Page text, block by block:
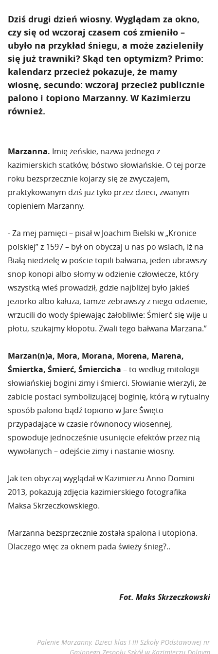
Dziś drugi dzień wiosny. Wyglądam za okno,
czy się od wczoraj czasem coś zmieniło –
ubyło na przykład śniegu, a może zazieleniły
się już trawniki? Skąd ten optymizm? Primo:
kalendarz przecież pokazuje, że mamy
wiosnę, secundo: wczoraj przecież publicznie
palono i topiono Marzanny. W Kazimierzu
również.
Marzanna. Imię żeńskie, nazwa jednego z
kazimierskich statków, bóstwo słowiańskie. O tej porze
roku bezsprzecznie kojarzy się ze zwyczajem,
praktykowanym dziś już tyko przez dzieci, zwanym
topieniem Marzanny.
- Za mej pamięci – pisał w Joachim Bielski w „Kronice
polskiej” z 1597 – był on obyczaj u nas po wsiach, iż na
Białą niedzielę w poście topili bałwana, jeden ubrawszy
snop konopi albo słomy w odzienie człowiecze, który
wszystką wieś prowadził, gdzie najbliżej było jakieś
jeziorko albo kałuża, tamże zebrawszy z niego odzienie,
wrzucili do wody śpiewając żałobliwie: Śmierć się wije u
płotu, szukajmy kłopotu. Zwali tego bałwana Marzana.”
Marzan(n)a, Mora, Morana, Morena, Marena,
Śmiertka, Śmierć, Śmiercicha – to według mitologii
słowiańskiej bogini zimy i śmierci. Słowianie wierzyli, że
zabicie postaci symbolizującej boginię, którą w rytualny
sposób palono bądź topiono w Jare Święto
przypadające w czasie równonocy wiosennej,
spowoduje jednocześnie usunięcie efektów przez nią
wywołanych – odejście zimy i nastanie wiosny.
Jak ten obyczaj wyglądał w Kazimierzu Anno Domini
2013, pokazują zdjęcia kazimierskiego fotografika
Maksa Skrzeczkowskiego.
Marzanna bezsprzecznie została spalona i utopiona.
Dlaczego więc za oknem pada świeży śnieg?..
Fot. Maks Skrzeczkowski
Palenie Marzanny. Dzieci klas I-III Szkoły POdstawowej nr